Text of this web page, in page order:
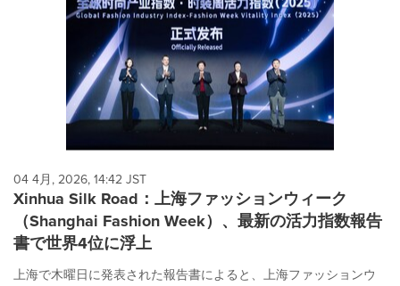
04 4月, 2026, 14:42 JST
Xinhua Silk Road：上海ファッションウィーク
（Shanghai Fashion Week）、最新の活力指数報告
書で世界4位に浮上
上海で木曜日に発表された報告書によると、上海ファッションウ